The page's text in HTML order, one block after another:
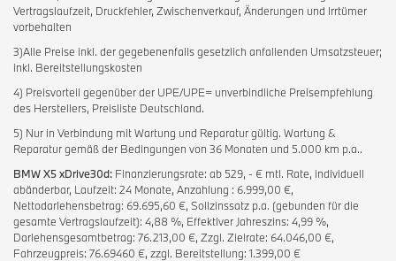
Vertragslaufzeit, Druckfehler, Zwischenverkauf, Änderungen und Irrtümer
vorbehalten
3)Alle Preise inkl. der gegebenenfalls gesetzlich anfallenden Umsatzsteuer;
inkl. Bereitstellungskosten
4) Preisvorteil gegenüber der UPE/UPE= unverbindliche Preisempfehlung
des Herstellers, Preisliste Deutschland.
5) Nur in Verbindung mit Wartung und Reparatur gültig. Wartung &
Reparatur gemäß der Bedingungen von 36 Monaten und 5.000 km p.a..
BMW X5 xDrive30d: Finanzierungsrate: ab 529, - € mtl. Rate, individuell
abänderbar, Laufzeit: 24 Monate, Anzahlung : 6.999,00 €,
Nettodarlehensbetrag: 69.695,60 €, Sollzinssatz p.a. (gebunden für die
gesamte Vertragslaufzeit): 4,88 %, Effektiver Jahreszins: 4,99 %,
Darlehensgesamtbetrag: 76.213,00 €, Zzgl. Zielrate: 64.046,00 €,
Fahrzeugpreis: 76.69460 €, zzgl. Bereitstellung: 1.399,00 €